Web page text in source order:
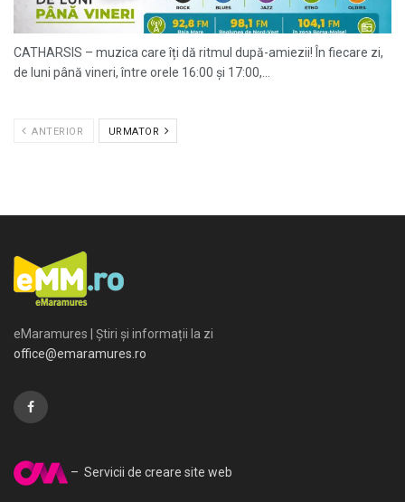
CATHARSIS – muzica care îți dă ritmul după-amiezii! În fiecare zi,
de luni până vineri, între orele 16:00 și 17:00,...
ANTERIOR URMATOR
eMaramures | Știri și informații la zi
office@emaramures.ro
– Servicii de creare site web